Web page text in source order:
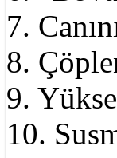
7.
8.
9.
10.